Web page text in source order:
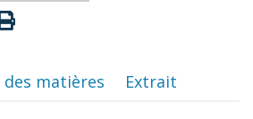
des matières Extrait